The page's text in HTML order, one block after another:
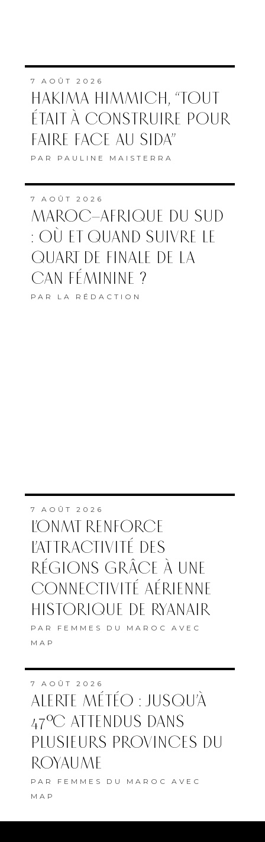
7 AOÛT 2026
HAKIMA HIMMICH, “TOUT
ÉTAIT À CONSTRUIRE POUR
FAIRE FACE AU SIDA”
PAR PAULINE MAISTERRA
7 AOÛT 2026
MAROC–AFRIQUE DU SUD
: OÙ ET QUAND SUIVRE LE
QUART DE FINALE DE LA
CAN FÉMININE ?
PAR LA RÉDACTION
7 AOÛT 2026
L’ONMT RENFORCE
L’ATTRACTIVITÉ DES
RÉGIONS GRÂCE À UNE
CONNECTIVITÉ AÉRIENNE
HISTORIQUE DE RYANAIR
PAR FEMMES DU MAROC AVEC
MAP
7 AOÛT 2026
ALERTE MÉTÉO : JUSQU’À
47°C ATTENDUS DANS
PLUSIEURS PROVINCES DU
ROYAUME
PAR FEMMES DU MAROC AVEC
MAP